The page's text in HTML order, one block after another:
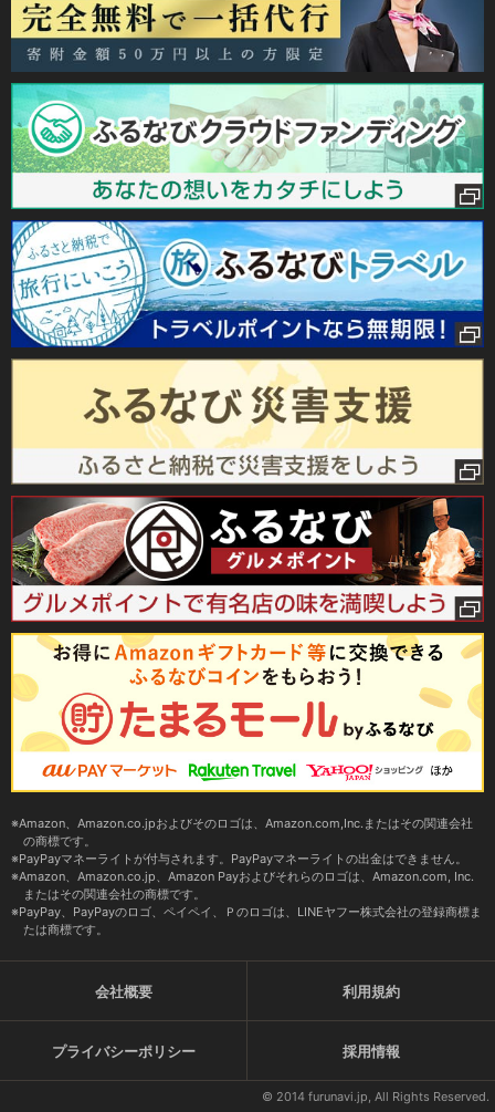
Amazon、Amazon.co.jpおよびそのロゴは、Amazon.com,Inc.またはその関連会社
の商標です。
PayPayマネーライトが付与されます。PayPayマネーライトの出金はできません。
Amazon、Amazon.co.jp、Amazon Payおよびそれらのロゴは、Amazon.com, Inc.
またはその関連会社の商標です。
PayPay、PayPayのロゴ、ペイペイ、Ｐのロゴは、LINEヤフー株式会社の登録商標ま
たは商標です。
会社概要 利用規約
プライバシーポリシー 採用情報
© 2014 furunavi.jp, All Rights Reserved.